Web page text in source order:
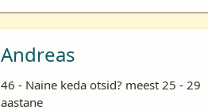
Andreas
46 - Naine keda otsid? meest 25 - 29
aastane